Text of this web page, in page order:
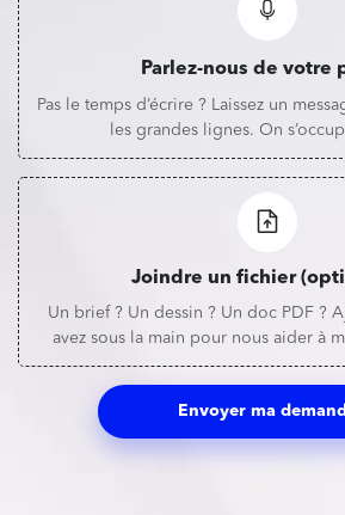
Parlez-nous de votre
Pas le temps d’écrire ? Laissez un
les grandes lignes. On
Joindre un fichier
Un brief ? Un dessin ? Un doc PDF ?
avez sous la main pour nous aider à
Envoyer ma